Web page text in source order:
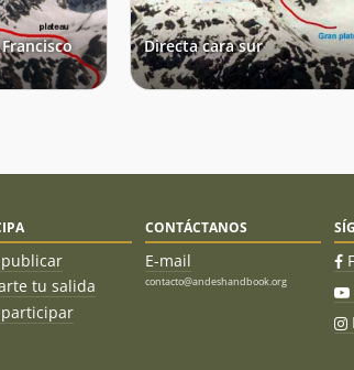
Directa cara sur
publicar
tu salida
participar
CONTÁCTANOS
E-mail
contacto@andeshandbook.org